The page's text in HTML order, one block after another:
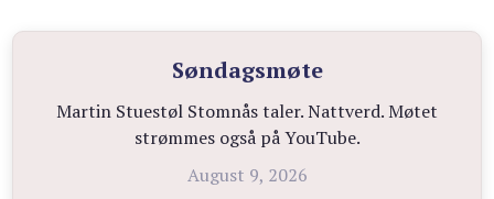
Søndagsmøte
Martin Stuestøl Stomnås taler. Nattverd. Møtet
strømmes også på YouTube.
August 9, 2026